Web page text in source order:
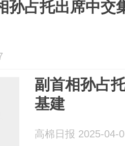
孙占托出席中交
副首相孙占
基建
高棉日报 2025-04-